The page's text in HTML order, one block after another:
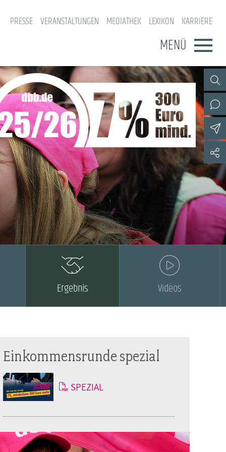
PRESSE VERANSTALTUNGEN MEDIATHEK LEXIKON KARRIERE
MENÜ
Ergebnis Videos
Einkommensrunde spezial
SPEZIAL